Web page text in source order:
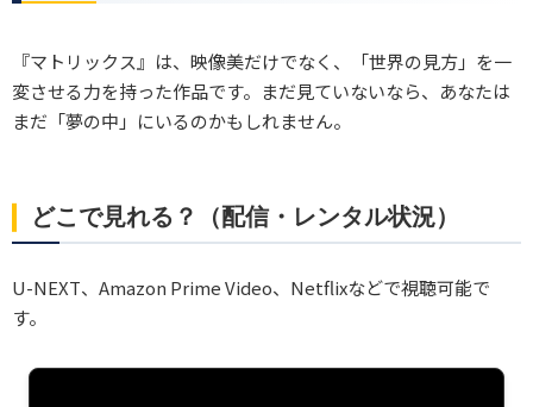
『マトリックス』は、映像美だけでなく、「世界の見方」を一
変させる力を持った作品です。まだ見ていないなら、あなたは
まだ「夢の中」にいるのかもしれません。
どこで見れる？（配信・レンタル状況）
U-NEXT、Amazon Prime Video、Netflixなどで視聴可能で
す。